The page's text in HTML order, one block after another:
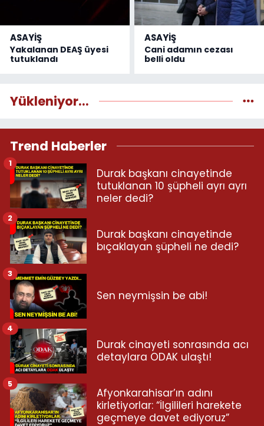
ASAYİŞ
Yakalanan DEAŞ üyesi
tutuklandı
ASAYİŞ
Cani adamın cezası
belli oldu
Yükleniyor...
Trend Haberler
Durak başkanı cinayetinde
tutuklanan 10 şüpheli ayrı ayrı
neler dedi?
1
Durak başkanı cinayetinde
bıçaklayan şüpheli ne dedi?
2
Sen neymişsin be abi!
3
Durak cinayeti sonrasında acı
detaylara ODAK ulaştı!
4
Afyonkarahisar’ın adını
kirletiyorlar: “İlgilileri harekete
geçmeye davet ediyoruz”
5